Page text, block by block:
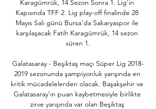
Karagümrük, 14 Sezon Sonra 1. Lig'in
Kapısında TFF 2. Lig play-off finalinde 28
Mayıs Salı günü Bursa'da Sakaryaspor ile
karşılaşacak Fatih Karagümrük, 14 sezon
süren 1.
Galatasaray - Beşiktaş maçı Süper Lig 2018-
2019 sezonunda şampiyonluk yarışında en
kritik mücadelelerden olacak. Başakşehir ve
Galatasaray’ın puan kaybetmesiyle birlikte
zirve yarışında var olan Beşiktaş